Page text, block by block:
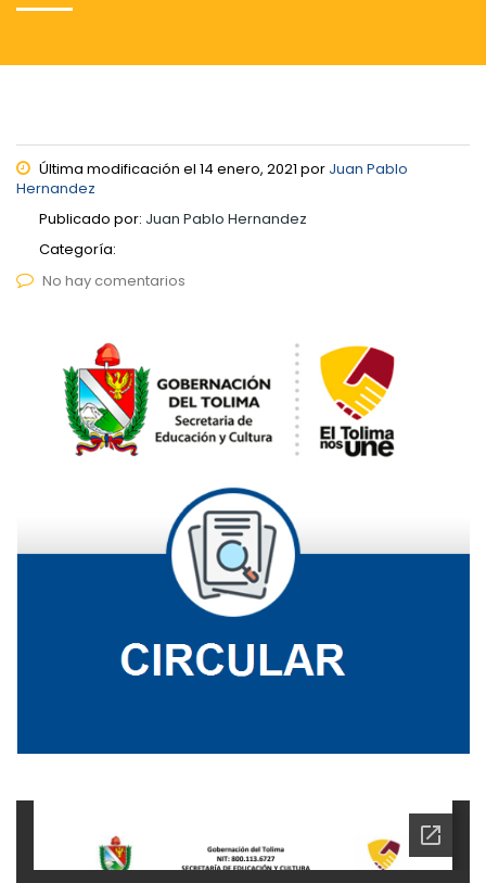
Última modificación el 14 enero, 2021 por Juan Pablo
Hernandez
Publicado por: Juan Pablo Hernandez
Categoría:
No hay comentarios